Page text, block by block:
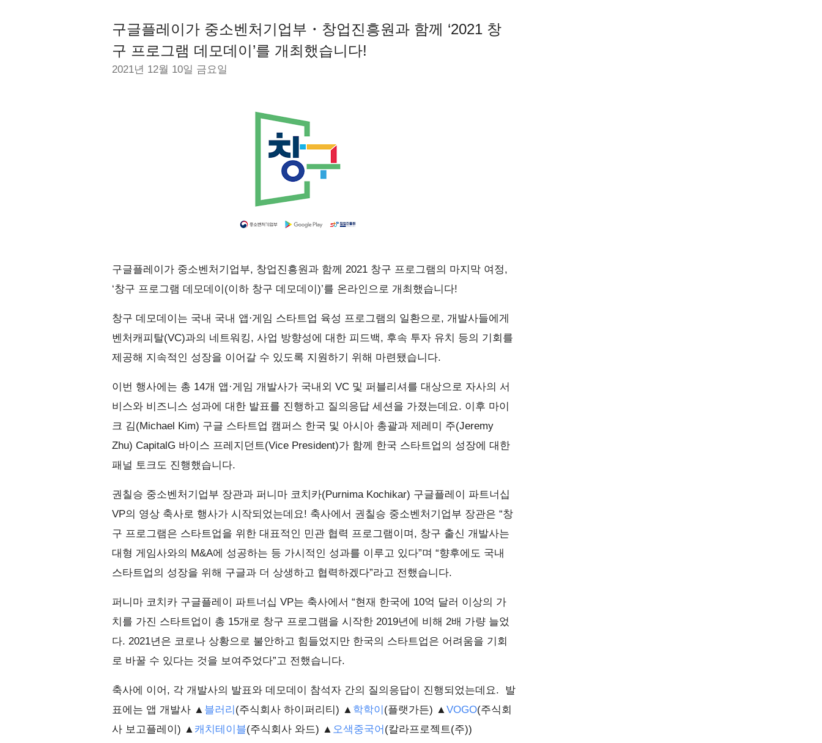
구글플레이가 중소벤처기업부・창업진흥원과 함께 ‘2021 창
구 프로그램 데모데이’를 개최했습니다!
2021년 12월 10일 금요일
구글플레이가 중소벤처기업부, 창업진흥원과 함께 2021 창구 프로그램의 마지막 여정,
‘창구 프로그램 데모데이(이하 창구 데모데이)’를 온라인으로 개최했습니다!
창구 데모데이는 국내 국내 앱⋅게임 스타트업 육성 프로그램의 일환으로, 개발사들에게
벤처캐피탈(VC)과의 네트워킹, 사업 방향성에 대한 피드백, 후속 투자 유치 등의 기회를
제공해 지속적인 성장을 이어갈 수 있도록 지원하기 위해 마련됐습니다.
이번 행사에는 총 14개 앱·게임 개발사가 국내외 VC 및 퍼블리셔를 대상으로 자사의 서
비스와 비즈니스 성과에 대한 발표를 진행하고 질의응답 세션을 가졌는데요. 이후 마이
크 김(Michael Kim) 구글 스타트업 캠퍼스 한국 및 아시아 총괄과 제레미 주(Jeremy
Zhu) CapitalG 바이스 프레지던트(Vice President)가 함께 한국 스타트업의 성장에 대한
패널 토크도 진행했습니다.
권칠승 중소벤처기업부 장관과 퍼니마 코치카(Purnima Kochikar) 구글플레이 파트너십
VP의 영상 축사로 행사가 시작되었는데요! 축사에서 권칠승 중소벤처기업부 장관은 “창
구 프로그램은 스타트업을 위한 대표적인 민관 협력 프로그램이며, 창구 출신 개발사는
대형 게임사와의 M&A에 성공하는 등 가시적인 성과를 이루고 있다”며 “향후에도 국내
스타트업의 성장을 위해 구글과 더 상생하고 협력하겠다”라고 전했습니다.
퍼니마 코치카 구글플레이 파트너십 VP는 축사에서 “현재 한국에 10억 달러 이상의 가
치를 가진 스타트업이 총 15개로 창구 프로그램을 시작한 2019년에 비해 2배 가량 늘었
다. 2021년은 코로나 상황으로 불안하고 힘들었지만 한국의 스타트업은 어려움을 기회
로 바꿀 수 있다는 것을 보여주었다”고 전했습니다.
축사에 이어, 각 개발사의 발표와 데모데이 참석자 간의 질의응답이 진행되었는데요. 발
표에는 앱 개발사 ▲ 블러리 (주식회사 하이퍼리티) ▲ 학학이 (플랫가든) ▲VOGO(주식회
사 보고플레이) ▲ 캐치테이블(주식회사 와드) ▲ 오색중국어 (칼라프로젝트(주))